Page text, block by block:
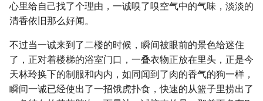
心里给自己找了个理由，一诚嗅了嗅空气中的气味，淡淡的
清香依旧那么好闻。
不过当一诚来到了二楼的时候，瞬间被眼前的景色给迷住
了，正对着楼梯的浴室门口，一叠衣物正放在里头，正是今
天林玲换下的制服和内内，如同闻到了肉的香气的狗一样，
瞬间一诚已经使出了一招饿虎扑食，快速的从篮子里捞出了